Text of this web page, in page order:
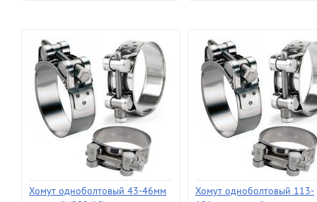
Хомут одноболтовый 43-46мм
Хомут одноболтовый 113-